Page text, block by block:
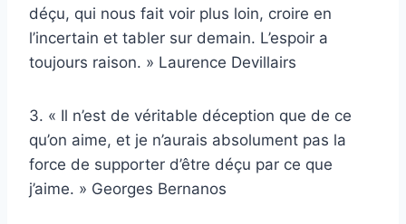
déçu, qui nous fait voir plus loin, croire en
l’incertain et tabler sur demain. L’espoir a
toujours raison. » Laurence Devillairs
3. « Il n’est de véritable déception que de ce
qu’on aime, et je n’aurais absolument pas la
force de supporter d’être déçu par ce que
j’aime. » Georges Bernanos